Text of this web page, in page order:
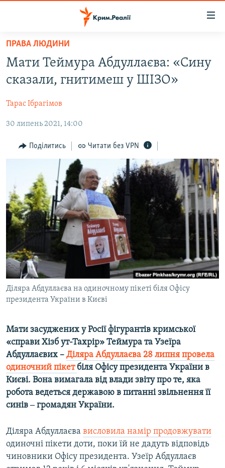
Перейти
основного
матеріалу
до
навігації
Перейти
ПОЛІТИКА
БЛОГИ
ПОГЛЯД
ВСЕ ЗА ДЕНЬ
СПЕЦПРОЕКТИ
ДЕПОРТАЦІЯ
ВІДЕОУРОКИ «ELIFBE»
СВІДЧЕННЯ ОКУПАЦІЇ
УКРАЇНСЬКА ПРОБЛЕМА КРИМУ
ІНФОГРАФІКА
ЯК ОБІЙТИ БЛОКУВАННЯ
Русский
Qırımtatar
ДОЛУЧАЙСЯ!
Усі сайти RFE/RL
ПРАВА ЛЮДИНИ
Мати Теймура Абдуллаєва: «Сину
сказали, гнитимеш у ШІЗО»
Тарас Ібрагімов
30 липень 2021, 14:00
Поділитись Читати без VPN
Діляра Абдуллаєва на одиночному пікеті біля Офісу
президента України в Києві
Мати засуджених у Росії фігурантів кримської
«справи Хізб ут-Тахрір» Теймура та Узеїра
Абдуллаєвих – Діляра Абдуллаєва 28 липня провела
одиночний пікет біля Офісу президента України в
Києві. Вона вимагала від влади звіту про те, яка
робота ведеться державою в питанні звільнення її
синів ‒ громадян України.
Діляра Абдуллаєва висловила намір продовжувати
одиночні пікети доти, поки їй не дадуть відповідь
чиновники Офісу президента. Узеїр Абдуллаєв